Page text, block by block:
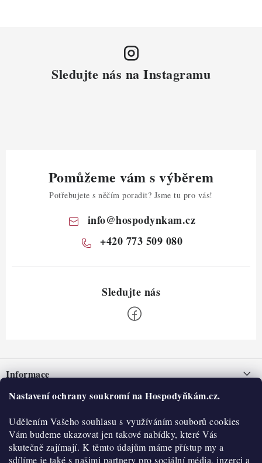
Nastavení ochrany soukromí na Hospodyňkám.cz.
Udělením Vašeho souhlasu s využíváním souborů cookies
Vám budeme ukazovat jen takové nabídky, které Vás
skutečně zajímají. K těmto údajům máme přístup my a
sdílíme je také s našimi partnery pro sociální média, inzerci a
Sledujte nás na Instagramu
Pomůžeme vám s výběrem
Potřebujete s něčím poradit? Jsme tu pro vás!
info@hospodynkam.cz
+420 773 509 080
pInformace
Nepřevzetí zásilky na dobírku
Obchodní podmínky
Hodnocení obchodu
O nás
Historie
Kontakty
O nákupu
Reklamace a vratky